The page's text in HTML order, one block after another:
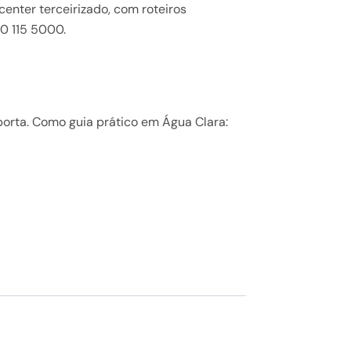
terceirizado, com roteiros
115 5000.
Como guia prático em Água Clara: